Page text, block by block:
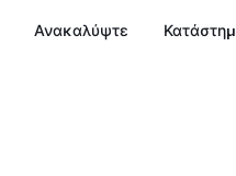
Ανακαλύψτε